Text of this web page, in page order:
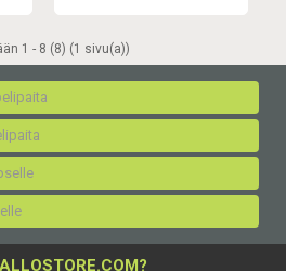
1 - 8 (8) (1 sivu(a))